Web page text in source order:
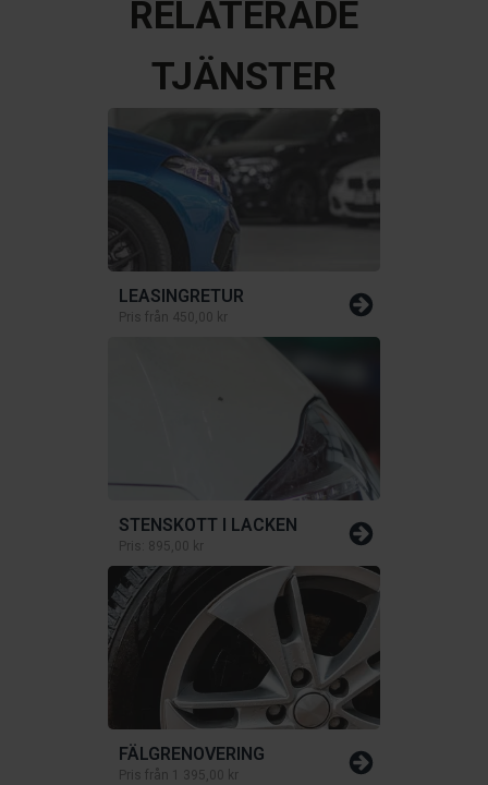
RELATERADE
TJÄNSTER
LEASINGRETUR
Pris från 450,00 kr
STENSKOTT I LACKEN
Pris: 895,00 kr
FÄLGRENOVERING
Pris från 1 395,00 kr